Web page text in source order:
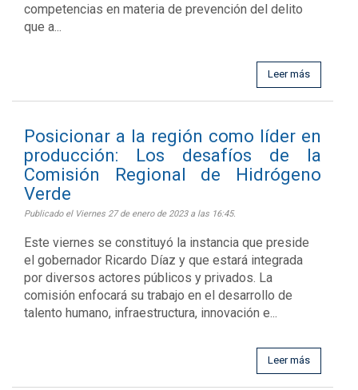
competencias en materia de prevención del delito
que a...
Leer más
Posicionar a la región como líder en
producción: Los desafíos de la
Comisión Regional de Hidrógeno
Verde
Publicado el Viernes 27 de enero de 2023 a las 16:45.
Este viernes se constituyó la instancia que preside
el gobernador Ricardo Díaz y que estará integrada
por diversos actores públicos y privados. La
comisión enfocará su trabajo en el desarrollo de
talento humano, infraestructura, innovación e...
Leer más